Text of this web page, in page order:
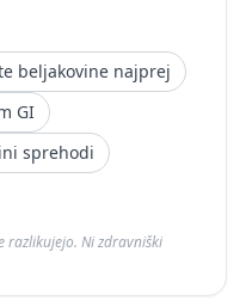
beljakovine najprej
GI
sprehodi
razlikujejo. Ni zdravniški